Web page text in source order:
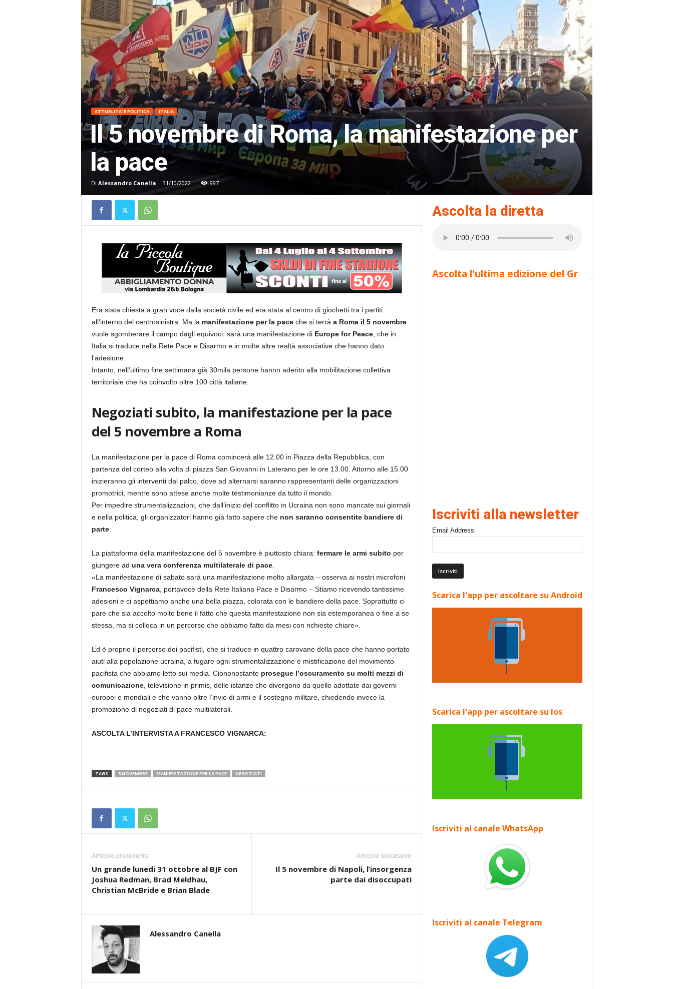
ATTUALITA' E POLITICA ITALIA
Il 5 novembre di Roma, la manifestazione per
la pace
Di Alessandro Canella - 31/10/2022 997
Era stata chiesta a gran voce dalla società civile ed era stata al centro di giochetti tra i partiti
all’interno del centrosinistra. Ma la manifestazione per la pace che si terrà a Roma il 5 novembre
vuole sgomberare il campo dagli equivoci: sarà una manifestazione di Europe for Peace, che in
Italia si traduce nella Rete Pace e Disarmo e in molte altre realtà associative che hanno dato
l’adesione.
Intanto, nell’ultimo fine settimana già 30mila persone hanno aderito alla mobilitazione collettiva
territoriale che ha coinvolto oltre 100 città italiane.
Negoziati subito, la manifestazione per la pace
del 5 novembre a Roma
La manifestazione per la pace di Roma comincerà alle 12.00 in Piazza della Repubblica, con
partenza del corteo alla volta di piazza San Giovanni in Laterano per le ore 13.00. Attorno alle 15.00
inizieranno gli interventi dal palco, dove ad alternarsi saranno rappresentanti delle organizzazioni
promotrici, mentre sono attese anche molte testimonianze da tutto il mondo.
Per impedire strumentalizzazioni, che dall’inizio del conflitto in Ucraina non sono mancate sui giornali
e nella politica, gli organizzatori hanno già fatto sapere che non saranno consentite bandiere di
parte.
La piattaforma della manifestazione del 5 novembre è piuttosto chiara: fermare le armi subito per
giungere ad una vera conferenza multilaterale di pace.
«La manifestazione di sabato sarà una manifestazione molto allargata – osserva ai nostri microfoni
Francesco Vignarca, portavoce della Rete Italiana Pace e Disarmo – Stiamo ricevendo tantissime
adesioni e ci aspettiamo anche una bella piazza, colorata con le bandiere della pace. Soprattutto ci
pare che sia accolto molto bene il fatto che questa manifestazione non sia estemporanea o fine a se
stessa, ma si colloca in un percorso che abbiamo fatto da mesi con richieste chiare».
Ed è proprio il percorso dei pacifisti, che si traduce in quattro carovane della pace che hanno portato
aiuti alla popolazione ucraina, a fugare ogni strumentalizzazione e mistificazione del movimento
pacifista che abbiamo letto sui media. Ciononostanteprosegue l’oscuramento su molti mezzi di
comunicazione, televisione in primis, delle istanze che divergono da quelle adottate dai governi
europei e mondiali e che vanno oltre l’invio di armi e il sostegno militare, chiedendo invece la
promozione di negoziati di pace multilaterali.
ASCOLTA L’INTERVISTA A FRANCESCO VIGNARCA:
TAGS 5 NOVEMBRE MANIFESTAZIONE PER LA PACE NEGOZIATI
Articolo precedente
Un grande lunedi 31 ottobre al BJF con
Joshua Redman, Brad Meldhau,
Christian McBride e Brian Blade
Articolo successivo
Il 5 novembre di Napoli, l’insorgenza
parte dai disoccupati
Alessandro Canella
Ascolta la diretta
Ascolta l'ultima edizione del Gr
Iscriviti alla newsletter
Email Address
Scarica l'app per ascoltare su Android
Scarica l'app per ascoltare su Ios
Iscriviti al canale WhatsApp
Iscriviti al canale Telegram